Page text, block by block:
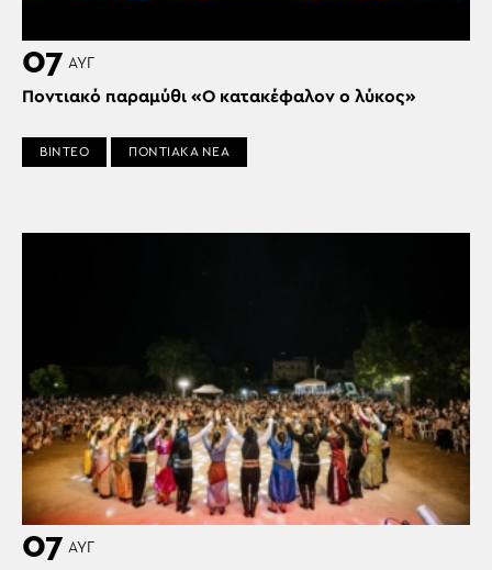
07 ΑΥΓ
Ποντιακό παραμύθι «Ο κατακέφαλον ο λύκος»
ΒΙΝΤΕΟ ΠΟΝΤΙΑΚΑ ΝΕΑ
07 ΑΥΓ